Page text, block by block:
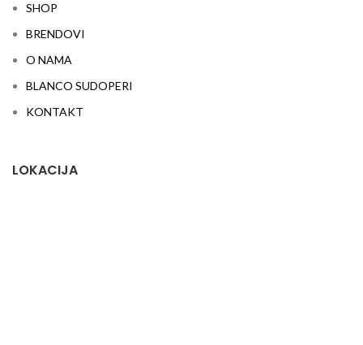
SHOP
BRENDOVI
O NAMA
BLANCO SUDOPERI
KONTAKT
LOKACIJA